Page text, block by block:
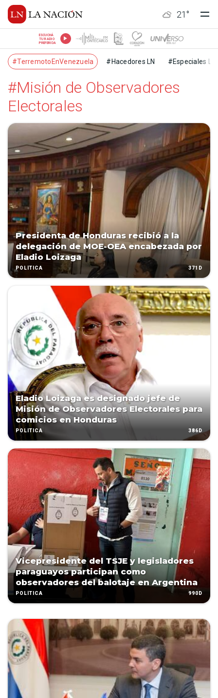
21 °
ESCUCHÁ
TU RADIO
PREFERIDA
#TerremotoEnVenezuela #Hacedores LN #Especiales LN
#Misión de Observadores
Electorales
Presidenta de Honduras recibió a la
delegación de MOE-OEA encabezada por
Eladio Loizaga
POLÍTICA 371D
Eladio Loizaga es designado jefe de
Misión de Observadores Electorales para
comicios en Honduras
POLÍTICA 386D
Vicepresidente del TSJE y legisladores
paraguayos participan como
observadores del balotaje en Argentina
POLÍTICA 990D